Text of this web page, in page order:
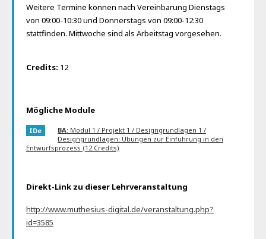
Weitere Termine können nach Vereinbarung Dienstags
von 09:00-10:30 und Donnerstags von 09:00-12:30
stattfinden. Mittwoche sind als Arbeitstag vorgesehen.
Credits: 12
Mögliche Module
IDe BA: Modul 1 / Projekt 1 / Designgrundlagen 1 /
Designgrundlagen: Übungen zur Einführung in den
Entwurfsprozess (12 Credits)
Direkt-Link zu dieser Lehrveranstaltung
http://www.muthesius-digital.de/veranstaltung.php?
id=3585